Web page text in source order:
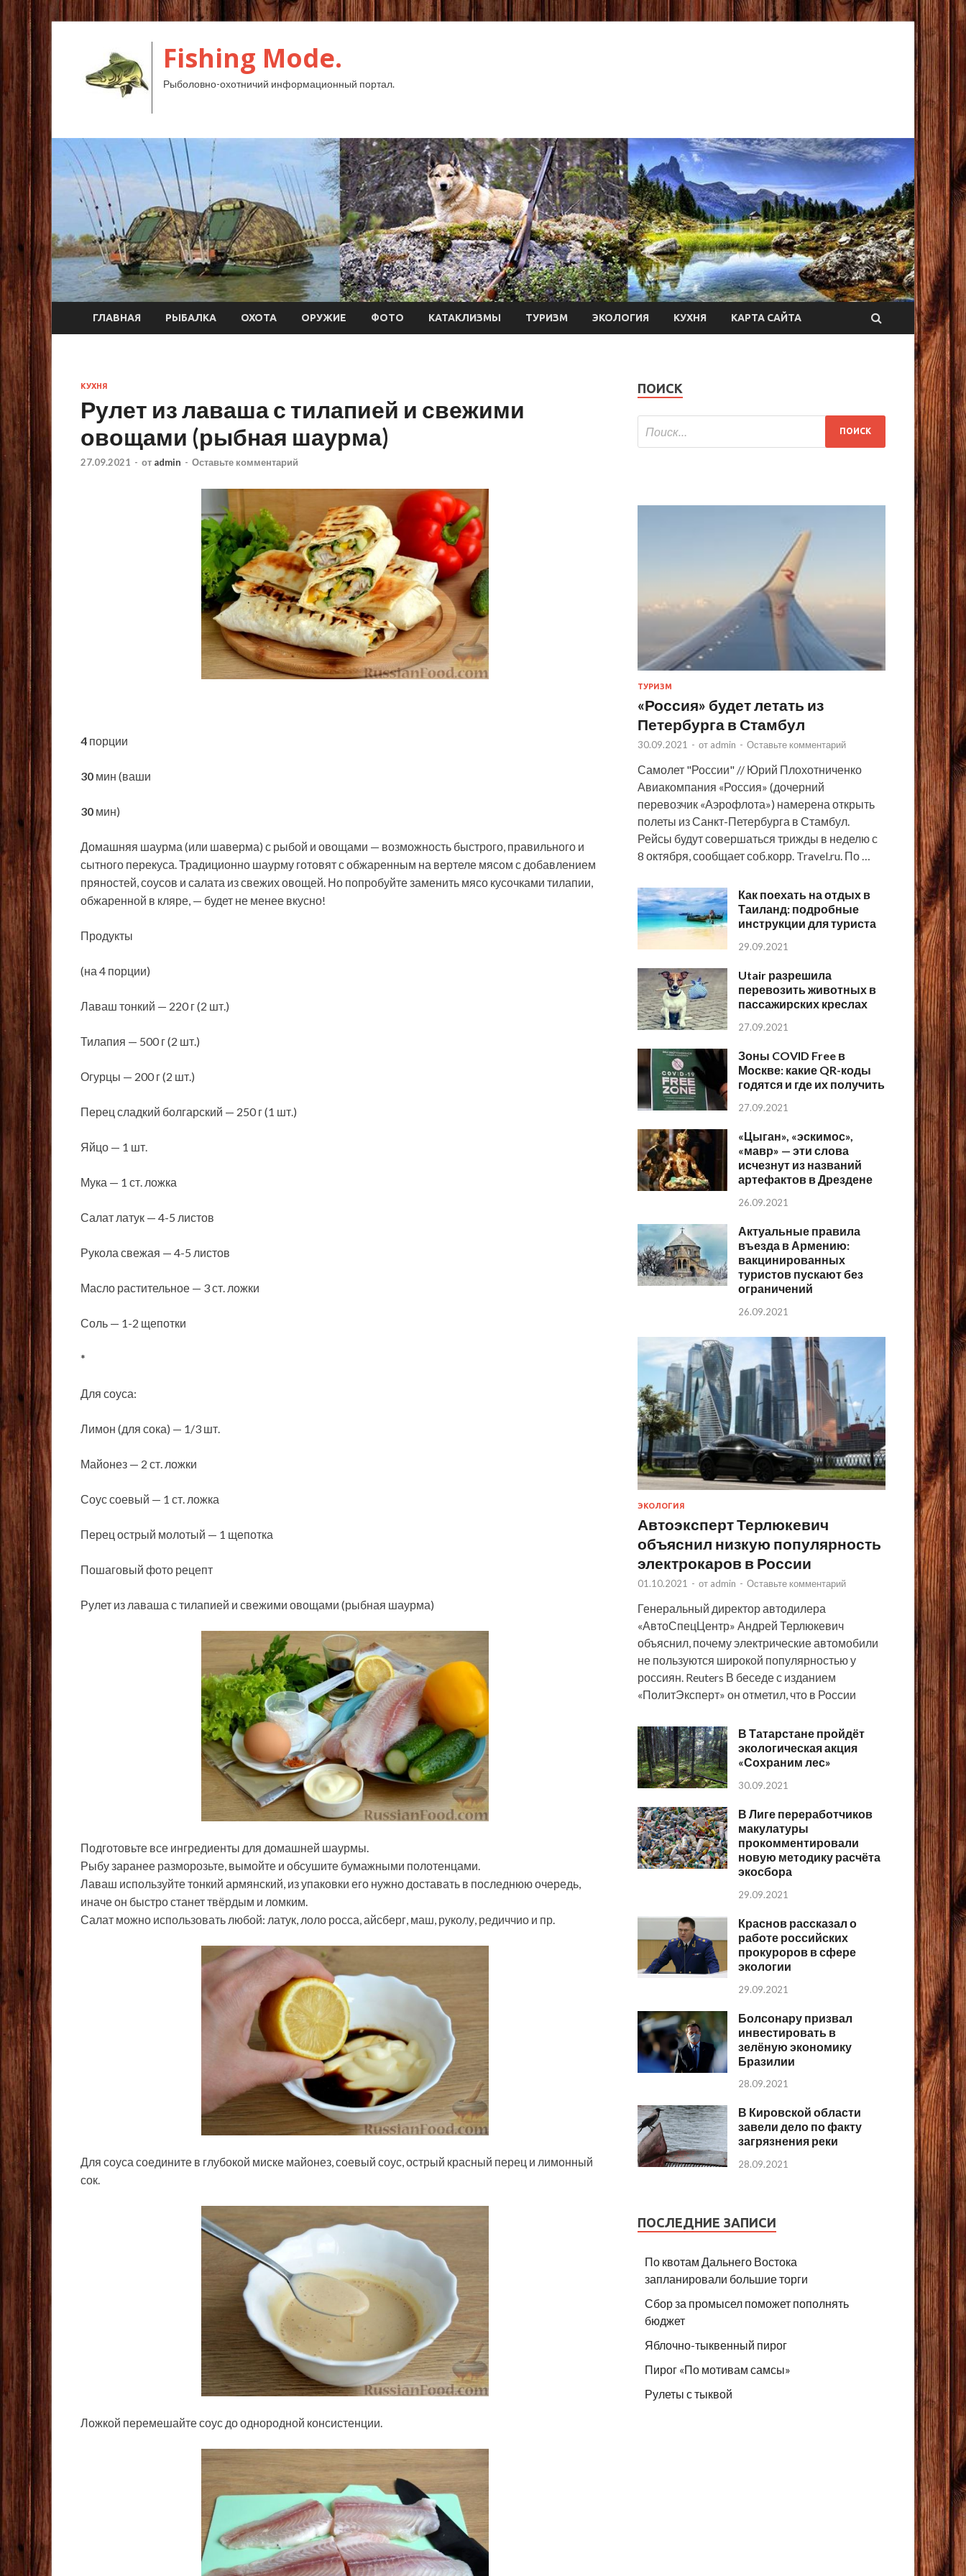
Fishing Mode.
Рыболовно-охотничий информационный портал.
ГЛАВНАЯ РЫБАЛКА ОХОТА ОРУЖИЕ ФОТО КАТАКЛИЗМЫ ТУРИЗМ ЭКОЛОГИЯ КУХНЯ КАРТА САЙТА
КУХНЯ
Рулет из лаваша с тилапией и свежими
овощами (рыбная шаурма)
27.09.2021 - от admin - Оставьте комментарий
4 порции
30 мин (ваши
30 мин)
Домашняя шаурма (или шаверма) с рыбой и овощами — возможность быстрого, правильного и
сытного перекуса. Традиционно шаурму готовят с обжаренным на вертеле мясом с добавлением
пряностей, соусов и салата из свежих овощей. Но попробуйте заменить мясо кусочками тилапии,
обжаренной в кляре, — будет не менее вкусно!
Продукты
(на 4 порции)
Лаваш тонкий — 220 г (2 шт.)
Тилапия — 500 г (2 шт.)
Огурцы — 200 г (2 шт.)
Перец сладкий болгарский — 250 г (1 шт.)
Яйцо — 1 шт.
Мука — 1 ст. ложка
Салат латук — 4-5 листов
Рукола свежая — 4-5 листов
Масло растительное — 3 ст. ложки
Соль — 1-2 щепотки
*
Для соуса:
Лимон (для сока) — 1/3 шт.
Майонез — 2 ст. ложки
Соус соевый — 1 ст. ложка
Перец острый молотый — 1 щепотка
Пошаговый фото рецепт
Рулет из лаваша с тилапией и свежими овощами (рыбная шаурма)
Подготовьте все ингредиенты для домашней шаурмы.
Рыбу заранее разморозьте, вымойте и обсушите бумажными полотенцами.
Лаваш используйте тонкий армянский, из упаковки его нужно доставать в последнюю очередь,
иначе он быстро станет твёрдым и ломким.
Салат можно использовать любой: латук, лоло росса, айсберг, маш, руколу, редиччио и пр.
Для соуса соедините в глубокой миске майонез, соевый соус, острый красный перец и лимонный
сок.
Ложкой перемешайте соус до однородной консистенции.
ПОИСК
ТУРИЗМ
«Россия» будет летать из
Петербурга в Стамбул
30.09.2021 - от admin - Оставьте комментарий
Самолет "России" // Юрий Плохотниченко
Авиакомпания «Россия» (дочерний
перевозчик «Аэрофлота») намерена открыть
полеты из Санкт-Петербурга в Стамбул.
Рейсы будут совершаться трижды в неделю с
8 октября, сообщает соб.корр. Travel.ru. По …
Как поехать на отдых в
Таиланд: подробные
инструкции для туриста
29.09.2021
Utair разрешила
перевозить животных в
пассажирских креслах
27.09.2021
Зоны COVID Free в
Москве: какие QR-коды
годятся и где их получить
27.09.2021
«Цыган», «эскимос»,
«мавр» — эти слова
исчезнут из названий
артефактов в Дрездене
26.09.2021
Актуальные правила
въезда в Армению:
вакцинированных
туристов пускают без
ограничений
26.09.2021
ЭКОЛОГИЯ
Автоэксперт Терлюкевич
объяснил низкую популярность
электрокаров в России
01.10.2021 - от admin - Оставьте комментарий
Генеральный директор автодилера
«АвтоСпецЦентр» Андрей Терлюкевич
объяснил, почему электрические автомобили
не пользуются широкой популярностью у
россиян. Reuters В беседе с изданием
«ПолитЭксперт» он отметил, что в России
В Татарстане пройдёт
экологическая акция
«Сохраним лес»
30.09.2021
В Лиге переработчиков
макулатуры
прокомментировали
новую методику расчёта
экосбора
29.09.2021
Краснов рассказал о
работе российских
прокуроров в сфере
экологии
29.09.2021
Болсонару призвал
инвестировать в
зелёную экономику
Бразилии
28.09.2021
В Кировской области
завели дело по факту
загрязнения реки
28.09.2021
ПОСЛЕДНИЕ ЗАПИСИ
По квотам Дальнего Востока
запланировали большие торги
Сбор за промысел поможет пополнять
бюджет
Яблочно-тыквенный пирог
Пирог «По мотивам самсы»
Рулеты с тыквой